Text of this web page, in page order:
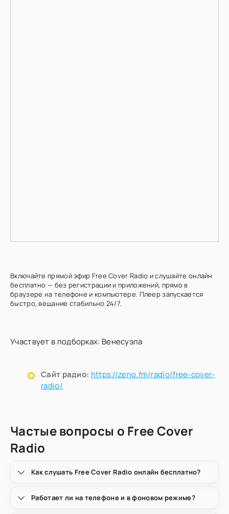
Включайте прямой эфир Free Cover Radio и слушайте онлайн
бесплатно — без регистрации и приложений, прямо в
браузере на телефоне и компьютере. Плеер запускается
быстро, вещание стабильно 24/7.
Участвует в подборках: Венесуэла
Сайт радио: https://zeno.fm/radio/free-cover-
radio/
Частые вопросы о Free Cover
Radio
Как слушать Free Cover Radio онлайн бесплатно?
Работает ли на телефоне и в фоновом режиме?